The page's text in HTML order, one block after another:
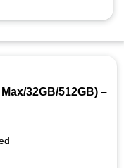
32GB/512GB) –